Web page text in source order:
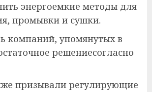
энергоемкие методы для
промывки и сушки.
компаний, упомянутых в
решениесогласно
призывали регулирующие